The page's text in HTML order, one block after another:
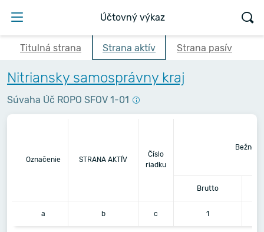
Účtovný výkaz
Titulná strana Strana aktív Strana pasív
Nitriansky samosprávny kraj
Súvaha Úč ROPO SFOV 1-01
Označenie STRANA AKTÍV
Číslo
riadku
Bežné
Brutto
a b c 1